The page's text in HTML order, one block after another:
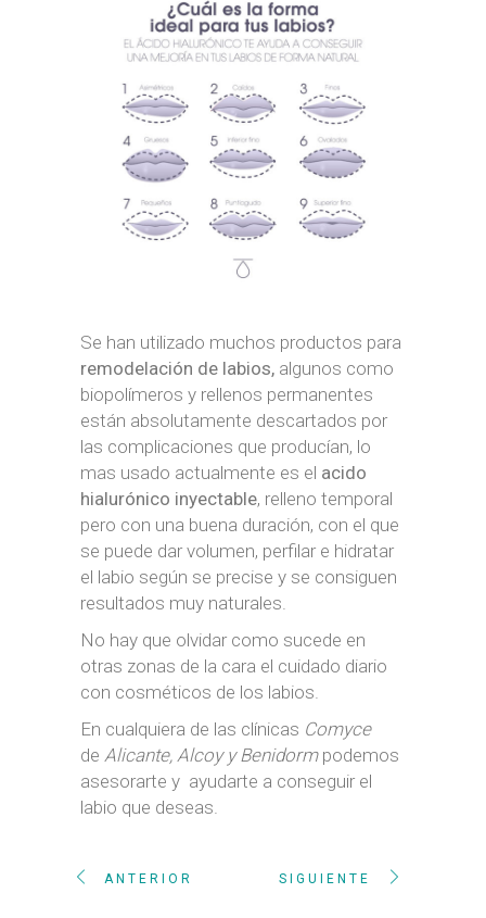
Se han utilizado muchos productos para
remodelación de labios, algunos como
biopolímeros y rellenos permanentes
están absolutamente descartados por
las complicaciones que producían, lo
mas usado actualmente es el acido
hialurónico inyectable, relleno temporal
pero con una buena duración, con el que
se puede dar volumen, perfilar e hidratar
el labio según se precise y se consiguen
resultados muy naturales.
No hay que olvidar como sucede en
otras zonas de la cara el cuidado diario
con cosméticos de los labios.
En cualquiera de las clínicas Comyce
de Alicante, Alcoy y Benidorm podemos
asesorarte y ayudarte a conseguir el
labio que deseas.
ANTERIOR SIGUIENTE